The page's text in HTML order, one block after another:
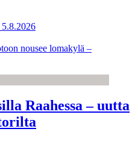
5.8.2026
nousee lomakylä –
Raahessa – uutta